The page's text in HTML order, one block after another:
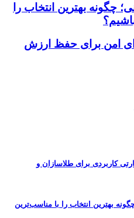
بهترین انتخاب را
امن برای حفظ ارزش
کاربردی برای طلاسازان و
بهترین انتخاب را با مناسب‌ترین